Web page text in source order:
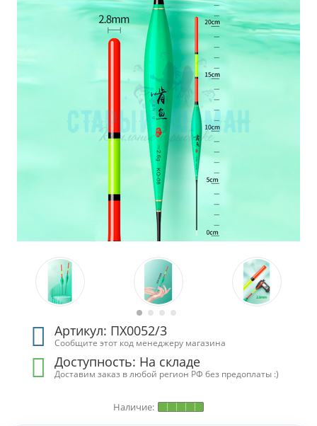
Артикул: ПХ0052/3
Сообщите этот код менеджеру магазина
Доступность: На складе
Доставим заказ в любой регион РФ без предоплаты :)